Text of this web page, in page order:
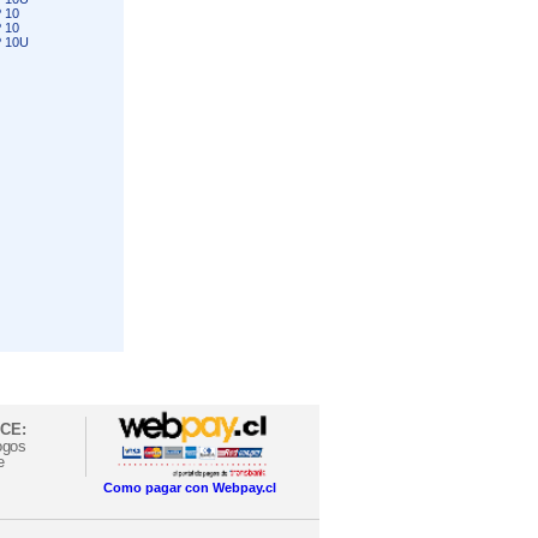
10
10
10U
Como pagar con Webpay.cl